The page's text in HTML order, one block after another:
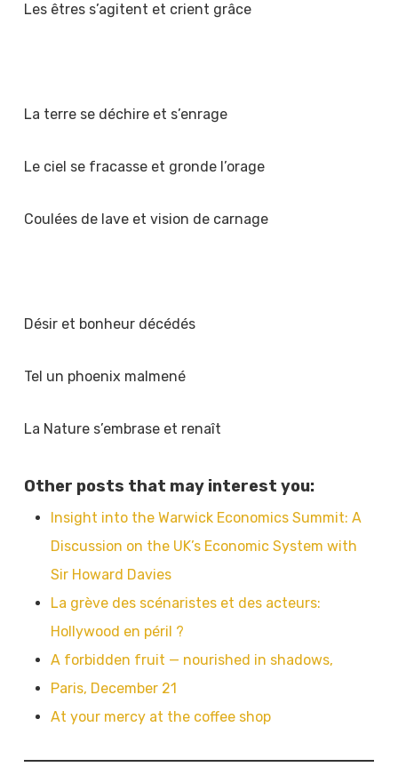
Les êtres s’agitent et crient grâce
La terre se déchire et s’enrage
Le ciel se fracasse et gronde l’orage
Coulées de lave et vision de carnage
Désir et bonheur décédés
Tel un phoenix malmené
La Nature s’embrase et renaît
Other posts that may interest you:
Insight into the Warwick Economics Summit: A
Discussion on the UK’s Economic System with
Sir Howard Davies
La grève des scénaristes et des acteurs:
Hollywood en péril ?
A forbidden fruit — nourished in shadows,
Paris, December 21
At your mercy at the coffee shop